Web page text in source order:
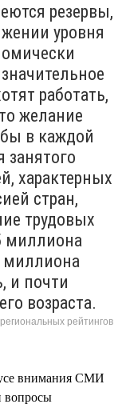
резервы,
уровня
работать,
желание
в каждой
занятого
характерных
стран,
трудовых
миллиона
миллиона
и почти
возраста.
рейтингов
внимания СМИ
вопросы